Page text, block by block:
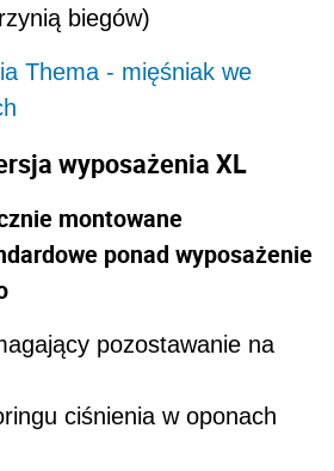
biegów)
Thema - mięśniak we
wyposażenia XL
montowane
ponad wyposażenie
pozostawanie na
ciśnienia w oponach